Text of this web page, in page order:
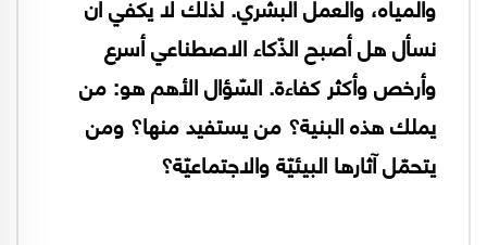
نسأل هل أصبح الذّكاء الاصطناعي أسرع
وأرخص وأكثر كفاءة. السّؤال الأهم هو: من
يملك هذه البنية؟ من يستفيد منها؟ ومن
يتحمّل آثارها البيئيّة والاجتماعيّة؟